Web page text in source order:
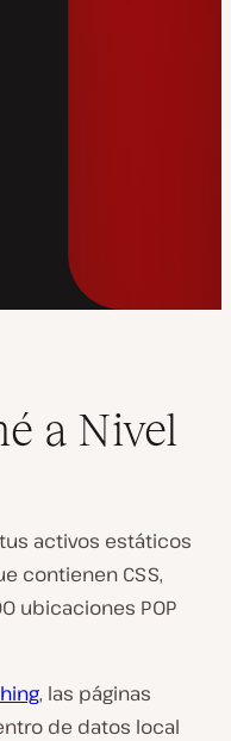
a Nivel
activos estáticos
contienen CSS,
ubicaciones POP
, las páginas
de datos local